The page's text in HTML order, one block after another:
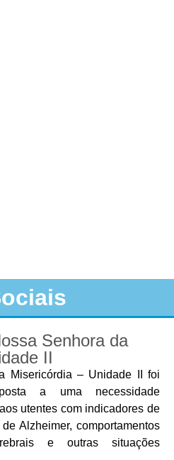
Senhora da
II
Misericórdia – Unidade II foi
a uma necessidade
utentes com indicadores de
Alzheimer, comportamentos
e outras situações